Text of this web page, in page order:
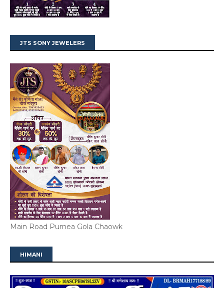
JTS SONY JEWELERS
Main Road Purnea Gola Chaowk
HIMANI